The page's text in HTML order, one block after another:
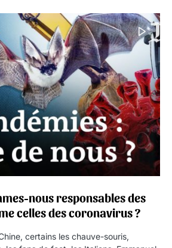
nous responsables des
celles des coronavirus ?
certains les chauve-souris,